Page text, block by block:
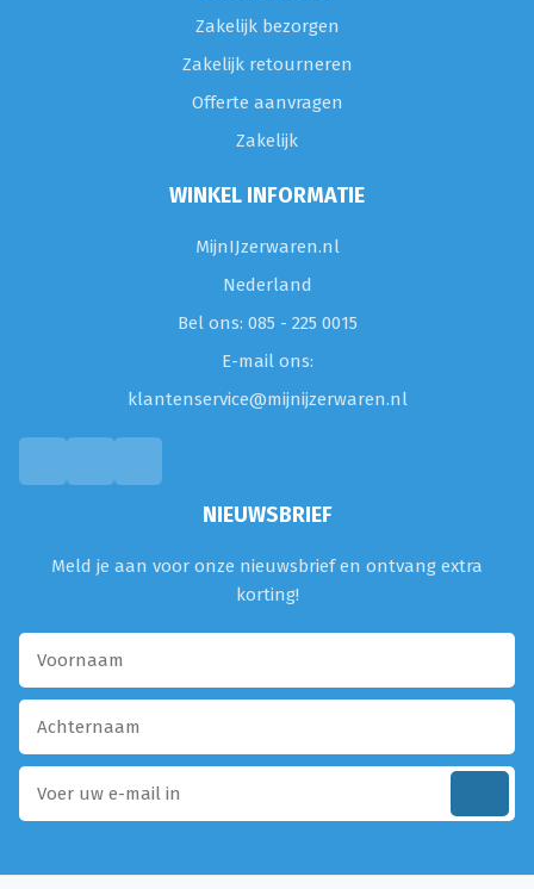
Zakelijk bezorgen
Zakelijk retourneren
Offerte aanvragen
Zakelijk
WINKEL INFORMATIE
MijnIJzerwaren.nl
Nederland
Bel ons: 085 - 225 0015
E-mail ons:
klantenservice@mijnijzerwaren.nl
NIEUWSBRIEF
Meld je aan voor onze nieuwsbrief en ontvang extra
korting!